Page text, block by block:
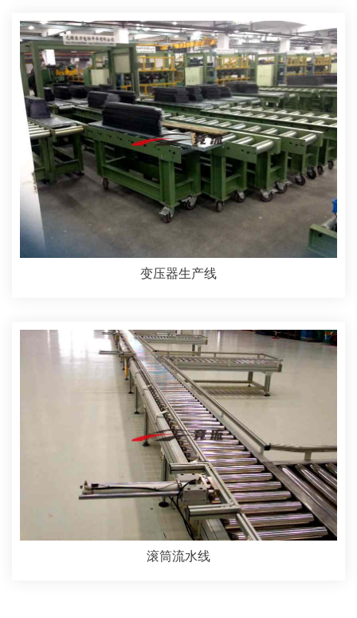
变压器生产线
滚筒流水线